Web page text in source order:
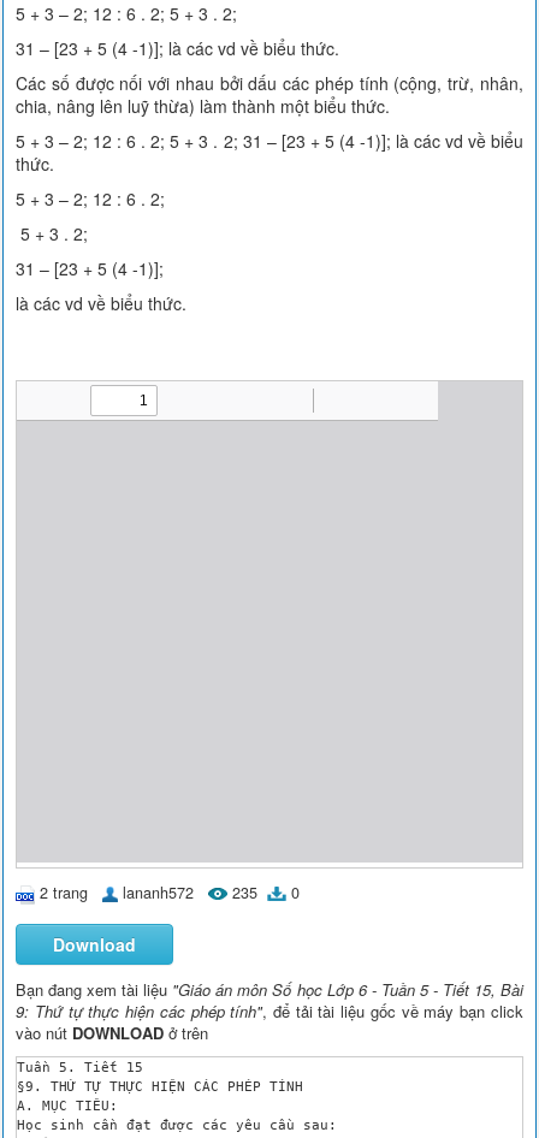
5 + 3 – 2; 12 : 6 . 2; 5 + 3 . 2;
31 – [23 + 5 (4 -1)]; là các vd về biểu thức.
Các số được nối với nhau bởi dấu các phép tính (cộng, trừ, nhân,
chia, nâng lên luỹ thừa) làm thành một biểu thức.
5 + 3 – 2; 12 : 6 . 2; 5 + 3 . 2; 31 – [23 + 5 (4 -1)]; là các vd về biểu
thức.
5 + 3 – 2; 12 : 6 . 2;
5 + 3 . 2;
31 – [23 + 5 (4 -1)];
là các vd về biểu thức.
2 trang lananh572 235 0
Download
Bạn đang xem tài liệu "Giáo án môn Số học Lớp 6 - Tuần 5 - Tiết 15, Bài
9: Thứ tự thực hiện các phép tính", để tải tài liệu gốc về máy bạn click
vào nút DOWNLOAD ở trên
Tuần 5. Tiết 15
§9. THỨ TỰ THỰC HIỆN CÁC PHÉP TÍNH
A. MỤC TIÊU:
Học sinh cần đạt được các yêu cầu sau: